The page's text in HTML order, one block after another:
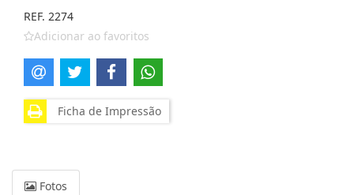
REF. 2274
Adicionar ao favoritos
Ficha de Impressão
Fotos